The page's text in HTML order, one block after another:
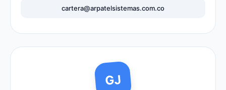
cartera@arpatelsistemas.com.co
GJ